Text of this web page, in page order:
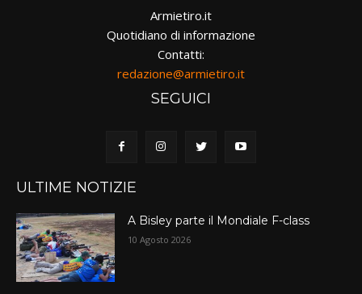
Armietiro.it
Quotidiano di informazione
Contatti:
redazione@armietiro.it
SEGUICI
ULTIME NOTIZIE
A Bisley parte il Mondiale F-class
10 Agosto 2026